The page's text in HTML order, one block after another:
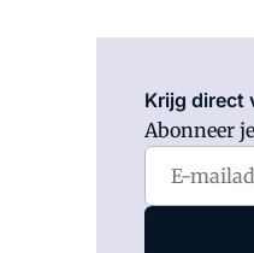
Krijg direct
Abonneer